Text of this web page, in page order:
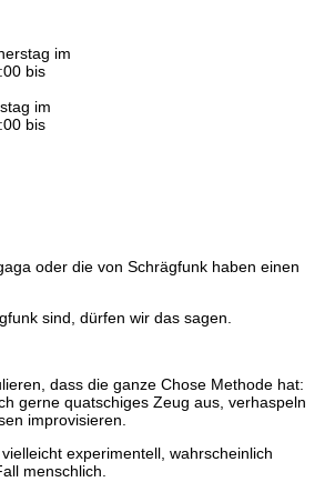
im
bis
im
bis
oder die von Schrägfunk haben einen
sind, dürfen wir das sagen.
dass die ganze Chose Methode hat:
gerne quatschiges Zeug aus, verhaspeln
improvisieren.
experimentell, wahrscheinlich
menschlich.